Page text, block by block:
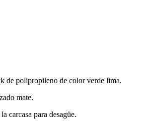
de polipropileno de color verde lima.
mate.
carcasa para desagüe.